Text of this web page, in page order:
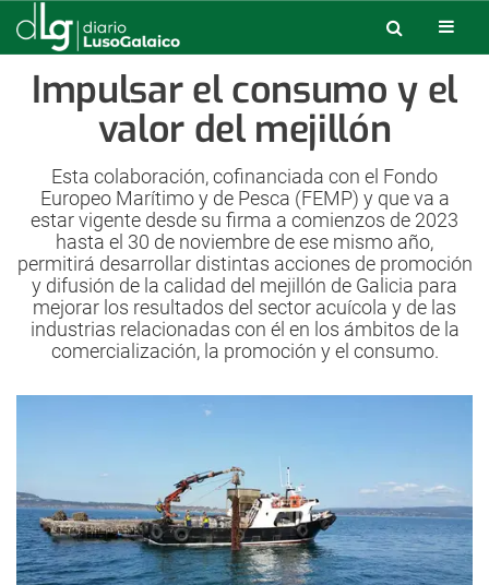
Impulsar el consumo y el
valor del mejillón
Esta colaboración, cofinanciada con el Fondo
Europeo Marítimo y de Pesca (FEMP) y que va a
estar vigente desde su firma a comienzos de 2023
hasta el 30 de noviembre de ese mismo año,
permitirá desarrollar distintas acciones de promoción
y difusión de la calidad del mejillón de Galicia para
mejorar los resultados del sector acuícola y de las
industrias relacionadas con él en los ámbitos de la
comercialización, la promoción y el consumo.